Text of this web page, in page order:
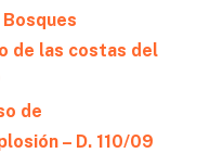
de las costas del
de
– D. 110/09